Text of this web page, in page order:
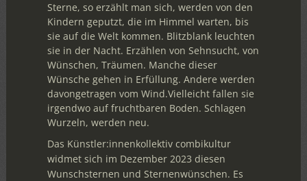
Sterne, so erzählt man sich, werden von den
Kindern geputzt, die im Himmel warten, bis
sie auf die Welt kommen. Blitzblank leuchten
sie in der Nacht. Erzählen von Sehnsucht, von
Wünschen, Träumen. Manche dieser
Wünsche gehen in Erfüllung. Andere werden
davongetragen vom Wind.Vielleicht fallen sie
irgendwo auf fruchtbaren Boden. Schlagen
Wurzeln, werden neu.
Das Künstler:innenkollektiv combikultur
widmet sich im Dezember 2023 diesen
Wunschsternen und Sternenwünschen. Es